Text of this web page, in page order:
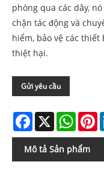
phòng qua các dây,
chặn tác động và
hiểm, bảo vệ các
thiệt hại.
Gửi yêu cầu
Facebook
X
Mô tả Sản phẩm